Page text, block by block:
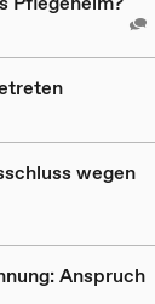
wegen
Anspruch